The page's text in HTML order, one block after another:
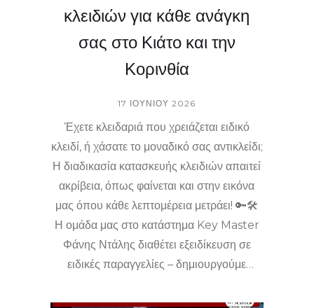
κλειδιών για κάθε ανάγκη
σας στο Κιάτο και την
Κορινθία
17 ΙΟΥΝΊΟΥ 2026
Έχετε κλειδαριά που χρειάζεται ειδικό
κλειδί, ή χάσατε το μοναδικό σας αντικλείδι;
Η διαδικασία κατασκευής κλειδιών απαιτεί
ακρίβεια, όπως φαίνεται και στην εικόνα
μας όπου κάθε λεπτομέρεια μετράει! 🔑🛠️
Η ομάδα μας στο κατάστημα Key Master
Φάνης Ντάλης διαθέτει εξειδίκευση σε
ειδικές παραγγελίες – δημιουργούμε
επαγγελματικούς χώρους με απόλυτη